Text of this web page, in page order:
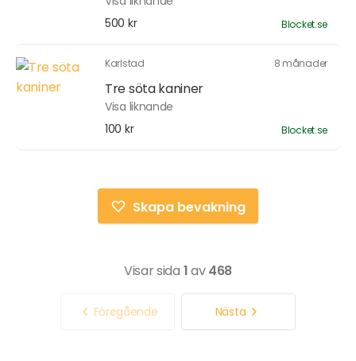
500 kr
Blocket.se
Karlstad 8 månader
Tre söta kaniner
Visa liknande
100 kr
Blocket.se
Skapa bevakning
Visar sida 1av468
Föregående Nästa